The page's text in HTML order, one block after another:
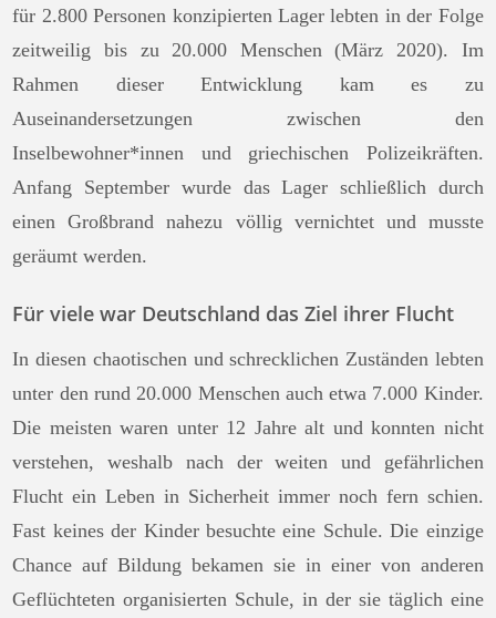
für 2.800 Personen konzipierten Lager lebten in der Folge
zeitweilig bis zu 20.000 Menschen (März 2020). Im
Rahmen dieser Entwicklung kam es zu
Auseinandersetzungen zwischen den
Inselbewohner*innen und griechischen Polizeikräften.
Anfang September wurde das Lager schließlich durch
einen Großbrand nahezu völlig vernichtet und musste
geräumt werden.
Für viele war Deutschland das Ziel ihrer Flucht
In diesen chaotischen und schrecklichen Zuständen lebten
unter den rund 20.000 Menschen auch etwa 7.000 Kinder.
Die meisten waren unter 12 Jahre alt und konnten nicht
verstehen, weshalb nach der weiten und gefährlichen
Flucht ein Leben in Sicherheit immer noch fern schien.
Fast keines der Kinder besuchte eine Schule. Die einzige
Chance auf Bildung bekamen sie in einer von anderen
Geflüchteten organisierten Schule, in der sie täglich eine